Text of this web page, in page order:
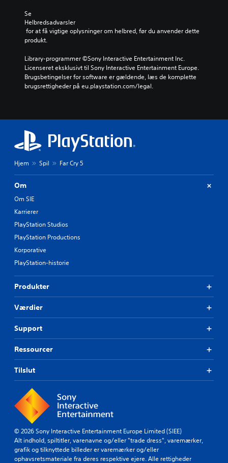
Se
Helbredsadvarsler
produkt.
Library-programmer ©Sony Interactive Entertainment Inc.
Licenseret eksklusivt til Sony Interactive Entertainment Europe.
Brugsbetingelser for software er gældende, læs de komplette
brugsrettigheder på eu.playstation.com/legal.
Hjem Spil Far Cry 5
Om
Om SIE
Karrierer
PlayStation Studios
PlayStation Productions
Korporative
PlayStation-historie
Produkter
Værdier
Support
Ressourcer
Tilslut
© 2026 Sony Interactive Entertainment Europe Limited (SIEE)
Alt indhold, spiltitler, varenavne og/eller "trade dress", varemærker,
grafik og tilknyttede billeder er varemærker og/eller
ophavsretsmateriale fra deres respektive ejere. Alle rettigheder